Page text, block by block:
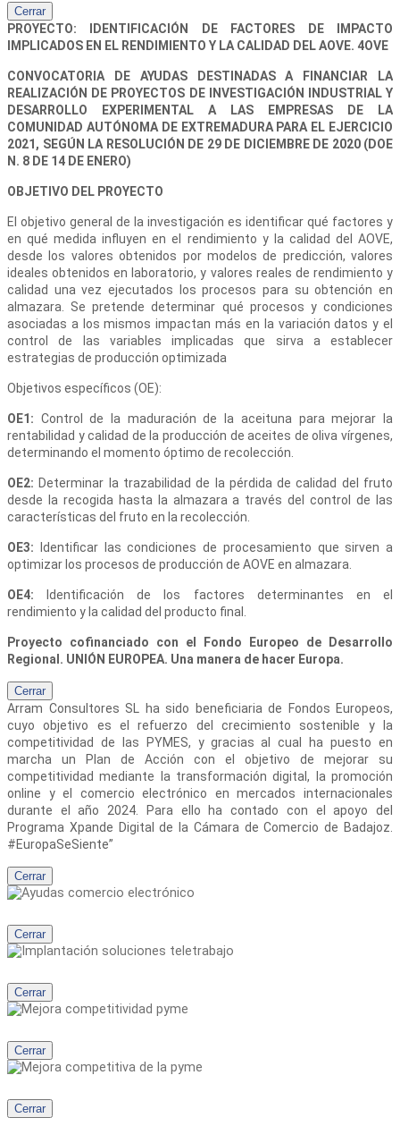
Cerrar
PROYECTO: IDENTIFICACIÓN DE FACTORES DE IMPACTO
IMPLICADOS EN EL RENDIMIENTO Y LA CALIDAD DEL AOVE. 4OVE
CONVOCATORIA DE AYUDAS DESTINADAS A FINANCIAR LA
REALIZACIÓN DE PROYECTOS DE INVESTIGACIÓN INDUSTRIAL Y
DESARROLLO EXPERIMENTAL A LAS EMPRESAS DE LA
COMUNIDAD AUTÓNOMA DE EXTREMADURA PARA EL EJERCICIO
2021, SEGÚN LA RESOLUCIÓN DE 29 DE DICIEMBRE DE 2020 (DOE
N. 8 DE 14 DE ENERO)
OBJETIVO DEL PROYECTO
El objetivo general de la investigación es identificar qué factores y
en qué medida influyen en el rendimiento y la calidad del AOVE,
desde los valores obtenidos por modelos de predicción, valores
ideales obtenidos en laboratorio, y valores reales de rendimiento y
calidad una vez ejecutados los procesos para su obtención en
almazara. Se pretende determinar qué procesos y condiciones
asociadas a los mismos impactan más en la variación datos y el
control de las variables implicadas que sirva a establecer
estrategias de producción optimizada
Objetivos específicos (OE):
OE1: Control de la maduración de la aceituna para mejorar la
rentabilidad y calidad de la producción de aceites de oliva vírgenes,
determinando el momento óptimo de recolección.
OE2: Determinar la trazabilidad de la pérdida de calidad del fruto
desde la recogida hasta la almazara a través del control de las
características del fruto en la recolección.
OE3:
Identificar las condiciones de procesamiento que sirven a
optimizar los procesos de producción de AOVE en almazara.
OE4:
Identificación de los factores determinantes en el
rendimiento y la calidad del producto final.
Proyecto cofinanciado con el Fondo Europeo de Desarrollo
Regional. UNIÓN EUROPEA. Una manera de hacer Europa.
Cerrar
Arram Consultores SL ha sido beneficiaria de Fondos Europeos,
cuyo objetivo es el refuerzo del crecimiento sostenible y la
competitividad de las PYMES, y gracias al cual ha puesto en
marcha un Plan de Acción con el objetivo de mejorar su
competitividad mediante la transformación digital, la promoción
online y el comercio electrónico en mercados internacionales
durante el año 2024. Para ello ha contado con el apoyo del
Programa Xpande Digital de la Cámara de Comercio de Badajoz.
#EuropaSeSiente”
Cerrar
Cerrar
Cerrar
Cerrar
Cerrar